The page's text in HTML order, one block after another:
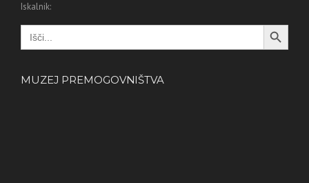
Iskalnik:
Search
for:
Search Button
MUZEJ PREMOGOVNIŠTVA